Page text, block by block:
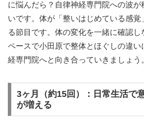
に悩んだら？自律神経専門院への波が
いです。体が「整いはじめている感覚
る節目です。体の変化を一緒に確認
ペースで小田原で整体とほぐしの違い
経専門院へと向き合っていきましょう
3ヶ月（約15回）：日常生活で
が増える